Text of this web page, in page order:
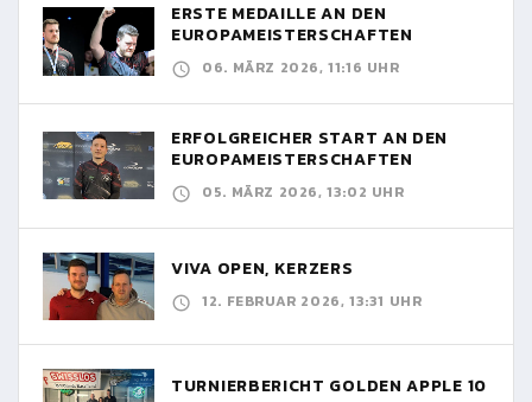
ERSTE MEDAILLE AN DEN
EUROPAMEISTERSCHAFTEN
06. MÄRZ 2026, 11:16 UHR
ERFOLGREICHER START AN DEN
EUROPAMEISTERSCHAFTEN
05. MÄRZ 2026, 13:02 UHR
VIVA OPEN, KERZERS
12. FEBRUAR 2026, 13:31 UHR
TURNIERBERICHT GOLDEN APPLE 10